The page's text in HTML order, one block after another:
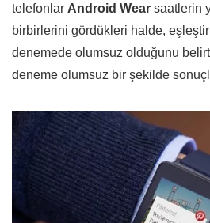
telefonlar Android Wear saatlerin
birbirlerini gördükleri halde,
denemede olumsuz olduğunu
deneme olumsuz bir şekilde